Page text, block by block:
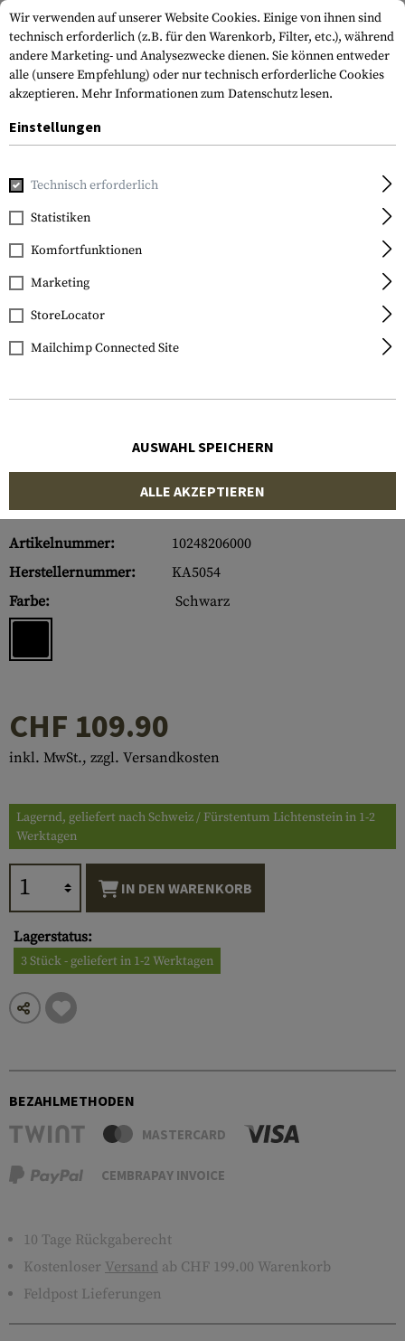
Home Ausrüstung
KA-BAR
Short Tanto Fighting
Knife
Artikelnummer:
10248206000
Herstellernummer:
KA5054
Farbe:
Schwarz
CHF 109.90
inkl. MwSt., zzgl. Versandkosten
Lagernd, geliefert nach Schweiz / Fürstentum Lichtenstein in 1-2
Werktagen
IN DEN WARENKORB
Lagerstatus:
3 Stück - geliefert in 1-2 Werktagen
BEZAHLMETHODEN
MASTERCARD
CEMBRAPAY INVOICE
10 Tage Rückgaberecht
Kostenloser Versand ab CHF 199.00 Warenkorb
Feldpost Lieferungen
Wir verwenden auf unserer Website Cookies. Einige von ihnen sind
technisch erforderlich (z.B. für den Warenkorb, Filter, etc.), während
andere Marketing- und Analysezwecke dienen. Sie können entweder
alle (unsere Empfehlung) oder nur technisch erforderliche Cookies
akzeptieren. Mehr Informationen zum Datenschutz lesen.
Einstellungen
Technisch erforderlich
Statistiken
Komfortfunktionen
Marketing
StoreLocator
Mailchimp Connected Site
AUSWAHL SPEICHERN
ALLE AKZEPTIEREN